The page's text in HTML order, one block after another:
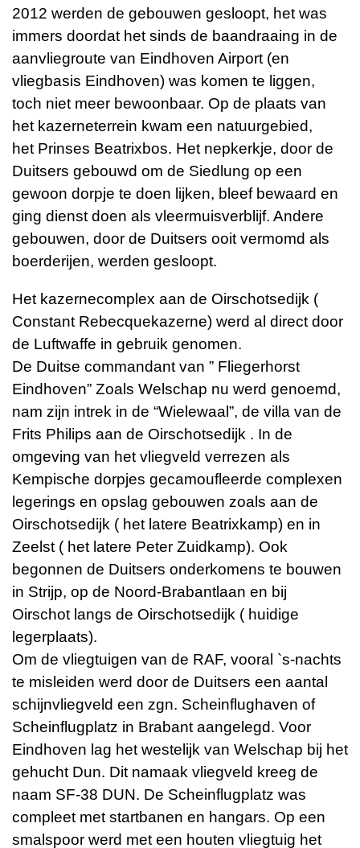
2012 werden de gebouwen gesloopt, het was
immers doordat het sinds de baandraaing in de
aanvliegroute van Eindhoven Airport (en
vliegbasis Eindhoven) was komen te liggen,
toch niet meer bewoonbaar. Op de plaats van
het kazerneterrein kwam een natuurgebied,
het Prinses Beatrixbos. Het nepkerkje, door de
Duitsers gebouwd om de Siedlung op een
gewoon dorpje te doen lijken, bleef bewaard en
ging dienst doen als vleermuisverblijf. Andere
gebouwen, door de Duitsers ooit vermomd als
boerderijen, werden gesloopt.
Het kazernecomplex aan de Oirschotsedijk (
Constant Rebecquekazerne) werd al direct door
de Luftwaffe in gebruik genomen.
De Duitse commandant van ” Fliegerhorst
Eindhoven” Zoals Welschap nu werd genoemd,
nam zijn intrek in de “Wielewaal”, de villa van de
Frits Philips aan de Oirschotsedijk . In de
omgeving van het vliegveld verrezen als
Kempische dorpjes gecamoufleerde complexen
legerings en opslag gebouwen zoals aan de
Oirschotsedijk ( het latere Beatrixkamp) en in
Zeelst ( het latere Peter Zuidkamp). Ook
begonnen de Duitsers onderkomens te bouwen
in Strijp, op de Noord-Brabantlaan en bij
Oirschot langs de Oirschotsedijk ( huidige
legerplaats).
Om de vliegtuigen van de RAF, vooral `s-nachts
te misleiden werd door de Duitsers een aantal
schijnvliegveld een zgn. Scheinflughaven of
Scheinflugplatz in Brabant aangelegd. Voor
Eindhoven lag het westelijk van Welschap bij het
gehucht Dun. Dit namaak vliegveld kreeg de
naam SF-38 DUN. De Scheinflugplatz was
compleet met startbanen en hangars. Op een
smalspoor werd met een houten vliegtuig het